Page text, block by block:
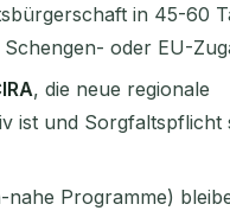
in 45-60
oder EU-
, die neue regionale
ist und Sorgfaltspflicht
Programme)